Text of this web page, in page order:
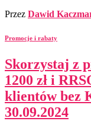
Przez Dawid
Promocje i rabaty
Skorzystaj z
1200 zł i
klientów bez
30.09.2024